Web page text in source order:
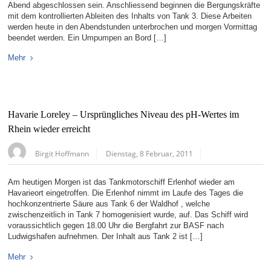
Abend abgeschlossen sein. Anschliessend beginnen die Bergungskräfte
mit dem kontrollierten Ableiten des Inhalts von Tank 3. Diese Arbeiten
werden heute in den Abendstunden unterbrochen und morgen Vormittag
beendet werden. Ein Umpumpen an Bord […]
Mehr
Havarie Loreley – Ursprüngliches Niveau des pH-Wertes im
Rhein wieder erreicht
Birgit Hoffmann Dienstag, 8 Februar, 2011
Am heutigen Morgen ist das Tankmotorschiff Erlenhof wieder am
Havarieort eingetroffen. Die Erlenhof nimmt im Laufe des Tages die
hochkonzentrierte Säure aus Tank 6 der Waldhof , welche
zwischenzeitlich in Tank 7 homogenisiert wurde, auf. Das Schiff wird
voraussichtlich gegen 18.00 Uhr die Bergfahrt zur BASF nach
Ludwigshafen aufnehmen. Der Inhalt aus Tank 2 ist […]
Mehr